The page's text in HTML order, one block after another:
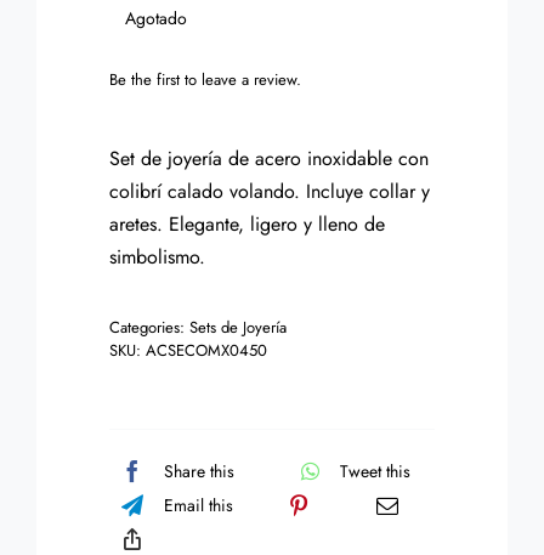
Agotado
Be the first to leave a review.
Set de joyería de acero inoxidable con
colibrí calado volando. Incluye collar y
aretes. Elegante, ligero y lleno de
simbolismo.
Categories: Sets de Joyería
SKU: ACSECOMX0450
Share this
Tweet this
Email this